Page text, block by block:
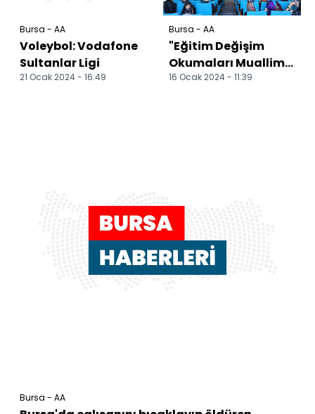
Bursa - AA
Voleybol: Vodafone
Sultanlar Ligi
21 Ocak 2024 - 16:49
Bursa - AA
"Eğitim Değişim
Okumaları Muallim
Kitap Meclisi"ne
16 Ocak 2024 - 11:39
Bursa - AA